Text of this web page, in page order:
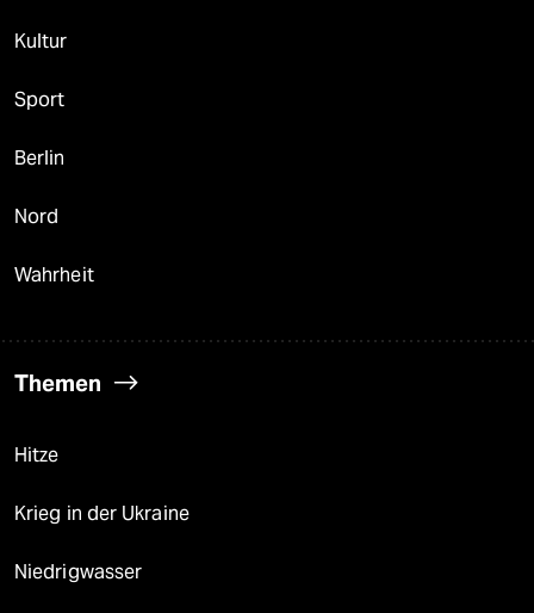
Kultur
Sport
Berlin
Nord
Wahrheit
Themen
Hitze
Krieg in der Ukraine
Niedrigwasser